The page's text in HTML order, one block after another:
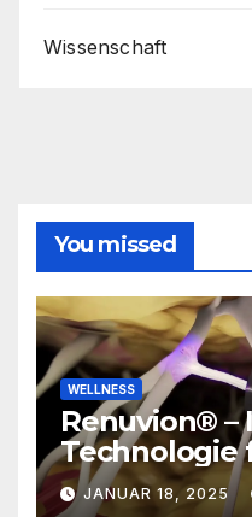
Wissenschaft
You missed
WELLNESS
Renuvion® –
Technologie
JANUAR 18, 2025